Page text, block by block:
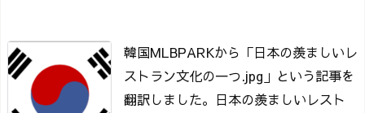
韓国MLBPARKから「日本の羨ましいレ
ストラン文化の一つ.jpg」という記事を
翻訳しました。 日本の羨ましいレスト